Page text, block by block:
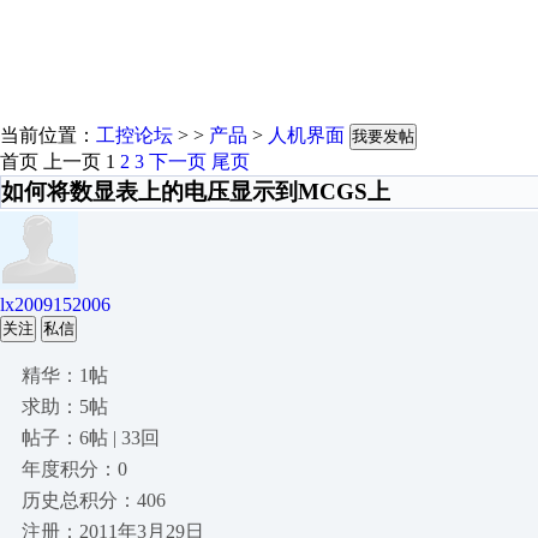
当前位置： 工控论坛 > > 产品 > 人机界面 我要发帖
首页 上一页 1 2 3 下一页 尾页
如何将数显表上的电压显示到MCGS上
lx2009152006
关注 私信
精华：1帖
求助：5帖
帖子：6帖 | 33回
年度积分：0
历史总积分：406
注册：2011年3月29日